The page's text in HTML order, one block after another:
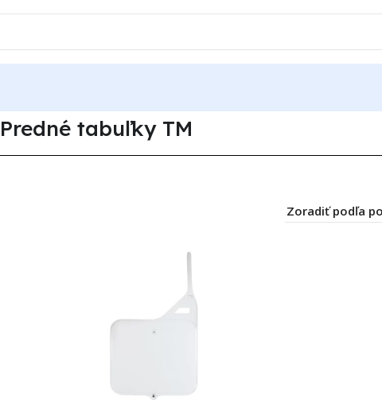
Predné tabuľky TM